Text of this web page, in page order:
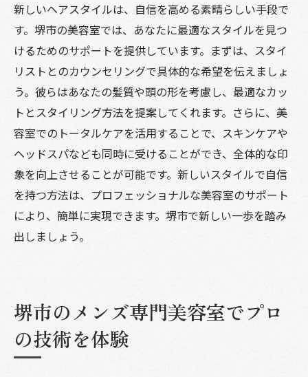
新しいヘアスタイルは、自信を高める素晴らしい手段で
す。堺市の美容室では、あなたに最適なスタイルを見つ
けるためのサポートを提供しています。まずは、スタイ
リストとのカウンセリングで具体的な希望を伝えましょ
う。彼らはあなたの髪質や頭の形を考慮し、最適なカッ
トとスタイリング方法を提案してくれます。さらに、美
容室でのトータルケアを活用することで、スキンケアや
ヘッドスパなども同時に受けることができ、全体的な印
象を向上させることが可能です。新しいスタイルで自信
を持つ方法は、プロフェッショナルな美容室のサポート
により、簡単に実現できます。堺市で新しい一歩を踏み
出しましょう。
堺市のメンズ専門美容室でプロ
の技術を体験